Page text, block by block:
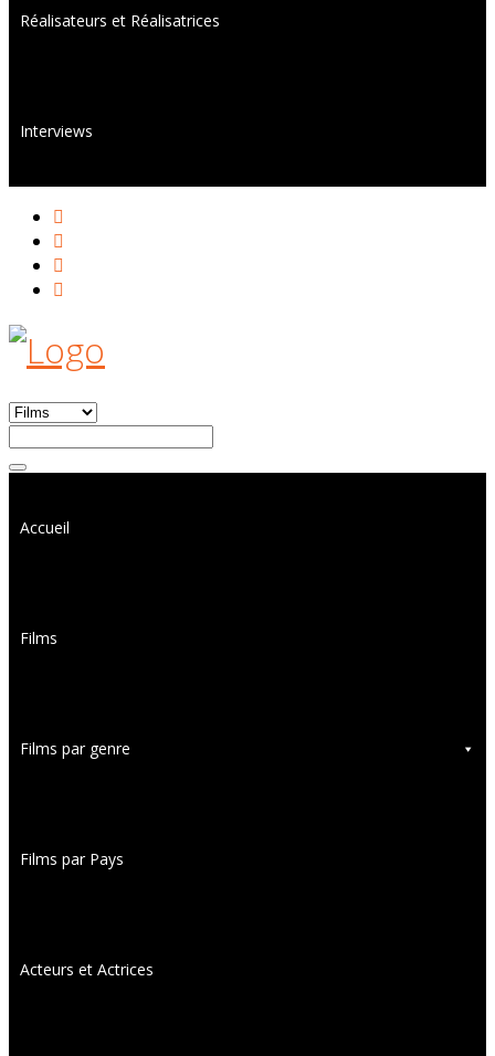
Réalisateurs et Réalisatrices
Interviews
Accueil
Films
Films par genre
Films par Pays
Acteurs et Actrices